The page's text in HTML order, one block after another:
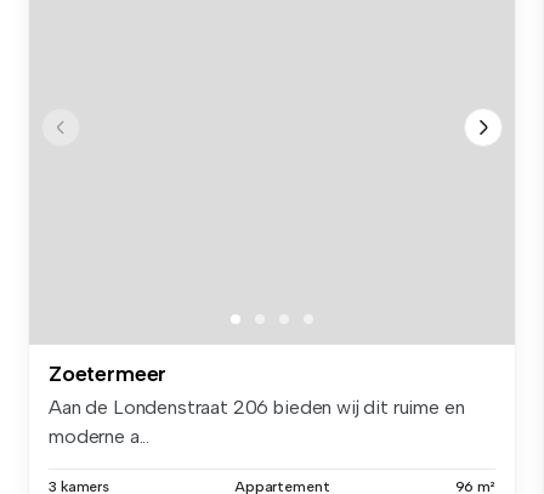
Zoetermeer
Aan de Londenstraat 206 bieden wij dit ruime en
moderne a...
3 kamers Appartement 96 m²